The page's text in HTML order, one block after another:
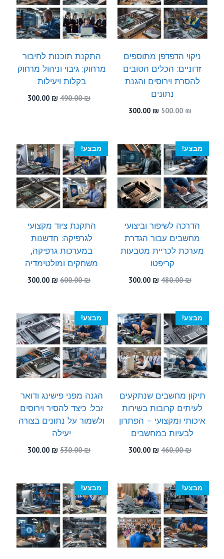
ניקוי הדפדפן מתוספים
זדוניים: הכלים הטובים
להסרת וירוסים והגנת
נתונים
500.00₪
המחיר
500.00 ₪.
300.00 ₪
300.00 ₪.
התקנת תוכנות לחיבור
מרחוק: גיבוי וניהול מרחוק
בקלות ויעילות
490.00₪
המחיר
300.00 ₪
המחיר
מבצע!
הדרכה לשיפור וביצועי
מחשבים עבור הגדרת
מערכת לכריית מטבעות
קריפטו
480.00₪
המחיר
480.00 ₪.
300.00 ₪
300.00 ₪.
מבצע!
התקנת ציוד מקצועי
לגרפיקה: חדשנות
במערכות גרפיקה,
משחקים ומולטימדיה
600.00₪
המחיר
600.00 ₪.
300.00 ₪
המחיר
300.00 ₪.
מבצע!
תיקון מחשבים שנתקעים
לעיתים קרובות בשירות
איכותי ומקצועי – הפתרון
לבעיות במחשבים
460.00₪
המחיר
460.00 ₪.
300.00 ₪
300.00 ₪.
מבצע!
הגנה מפני פישינג ודואר
זבל: כיצד להסיר וירוסים
ולשמור על נתונים בצורה
יעילה
530.00₪
המחיר
530.00 ₪.
300.00 ₪
המחיר
300.00 ₪.
מבצע! מבצע!